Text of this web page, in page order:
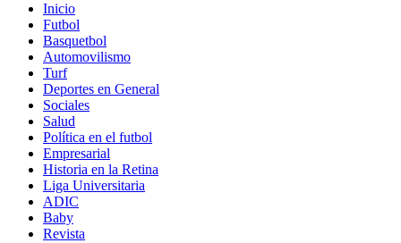
Inicio
Futbol
Basquetbol
Automovilismo
Turf
Deportes en General
Sociales
Salud
Política en el futbol
Empresarial
Historia en la Retina
Liga Universitaria
ADIC
Baby
Revista